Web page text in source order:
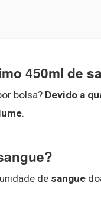
450ml de
bolsa? Devido a
.
de sangue